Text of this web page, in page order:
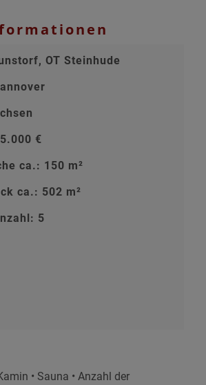
OT Steinhude
€
ca.: 150 m²
ca.: 502 m²
5
• Sauna • Anzahl der
Nur notwendiges zulassen:
die technisch notwendigen Cookies
Ihre Cookie-Einstellung jederzeit hier